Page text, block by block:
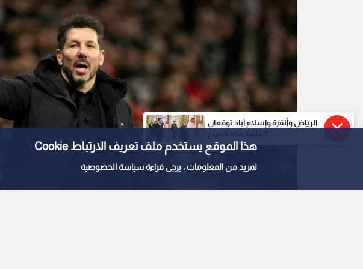
هذا الموقع يستخدم ملف تعريف الارتباط Cookie
لمزيد من المعلومات ، يرجى قراءةسياسة الخصوصية
الرياض وأنقرة وإسلام آباد توقعان